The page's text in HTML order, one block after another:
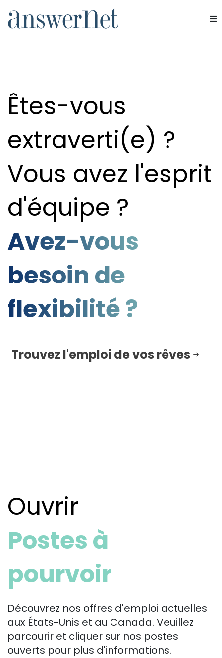
Nous contacter
Accueil"A propos de"Carrières
Êtes-vous
extraverti(e) ?
Vous avez l'esprit
d'équipe ?
Avez-vous
besoin de
flexibilité ?
Trouvez l'emploi de vos rêves
Ouvrir
Postes à
pourvoir
Découvrez nos offres d'emploi actuelles
aux États-Unis et au Canada. Veuillez
parcourir et cliquer sur nos postes
ouverts pour plus d'informations.